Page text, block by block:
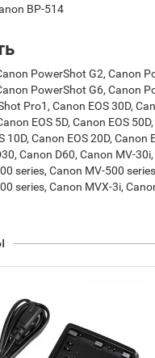
BP-514
PowerShot G2, Canon
PowerShot G6, Canon
Pro1, Canon EOS 30D,
EOS 5D, Canon EOS
10D, Canon EOS 20D, Canon
Canon D60, Canon MV-
series, Canon MV-500
series, Canon MVX-3i,